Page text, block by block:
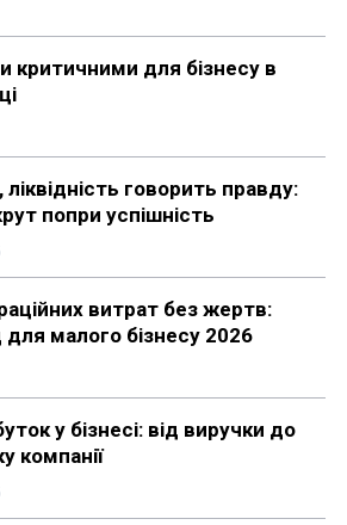
критичними для бізнесу в
говорить правду:
попри успішність
витрат без жертв:
малого бізнесу 2026
у бізнесі: від виручки до
компанії